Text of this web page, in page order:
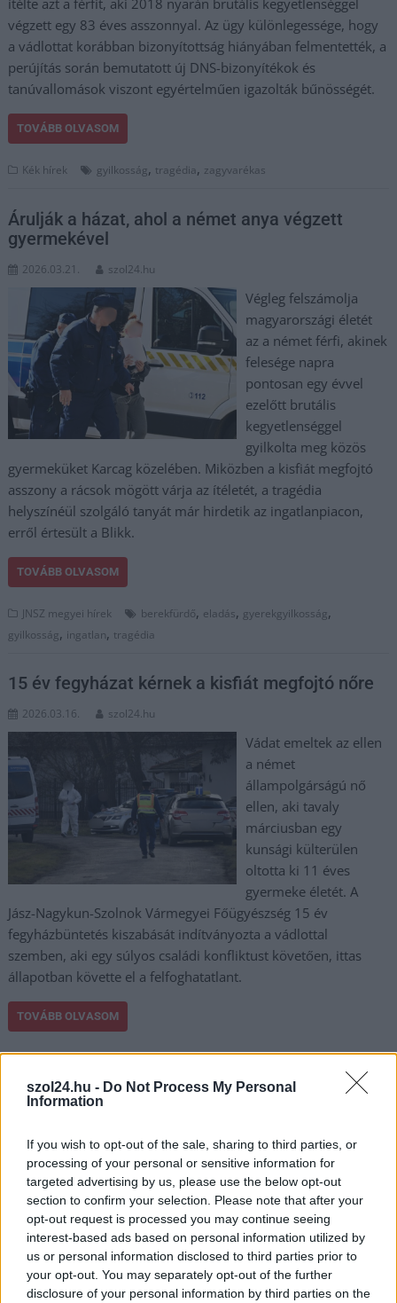
szol24.hu - Do Not Process My Personal
Information
If you wish to opt-out of the sale, sharing to third parties, or
processing of your personal or sensitive information for
targeted advertising by us, please use the below opt-out
section to confirm your selection. Please note that after your
opt-out request is processed you may continue seeing
interest-based ads based on personal information utilized by
us or personal information disclosed to third parties prior to
your opt-out. You may separately opt-out of the further
disclosure of your personal information by third parties on the
ítélte azt a férfit, aki 2018 nyarán brutális kegyetlenséggel
végzett egy 83 éves asszonnyal. Az ügy különlegessége, hogy
a vádlottat korábban bizonyítottság hiányában felmentették, a
perújítás során bemutatott új DNS-bizonyítékok és
tanúvallomások viszont egyértelműen igazolták bűnösségét.
TOVÁBB OLVASOM
Kék hírek gyilkosság, tragédia, zagyvarékas
Árulják a házat, ahol a német anya végzett
gyermekével
2026.03.21. szol24.hu
Végleg felszámolja
magyarországi életét
az a német férfi, akinek
felesége napra
pontosan egy évvel
ezelőtt brutális
kegyetlenséggel
gyilkolta meg közös
gyermeküket Karcag közelében. Miközben a kisfiát megfojtó
asszony a rácsok mögött várja az ítéletét, a tragédia
helyszínéül szolgáló tanyát már hirdetik az ingatlanpiacon,
erről értesült a Blikk.
TOVÁBB OLVASOM
JNSZ megyei hírek berekfürdő, eladás, gyerekgyilkosság,
gyilkosság, ingatlan, tragédia
15 év fegyházat kérnek a kisfiát megfojtó nőre
2026.03.16. szol24.hu
Vádat emeltek az ellen
a német
állampolgárságú nő
ellen, aki tavaly
márciusban egy
kunsági külterülen
oltotta ki 11 éves
gyermeke életét. A
Jász-Nagykun-Szolnok Vármegyei Főügyészség 15 év
fegyházbüntetés kiszabását indítványozta a vádlottal
szemben, aki egy súlyos családi konfliktust követően, ittas
állapotban követte el a felfoghatatlant.
TOVÁBB OLVASOM
JNSZ megyei hírek bűncselekmény,fegyházbüntetés,gyerek,
gyilkosság,ítélet Karcag, szabadságvesztés
gyanúsított kiléte sokakat döbbentett meg
2026.02.23. Palinkas Janos
Mi is megírtuk, hogy
tragikus
bűncselekmény rázta
meg Szolnok egyik
csendes, kertvárosi